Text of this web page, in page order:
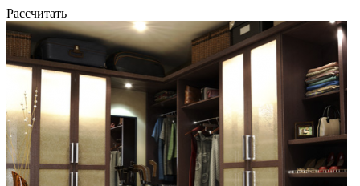
Рассчитать